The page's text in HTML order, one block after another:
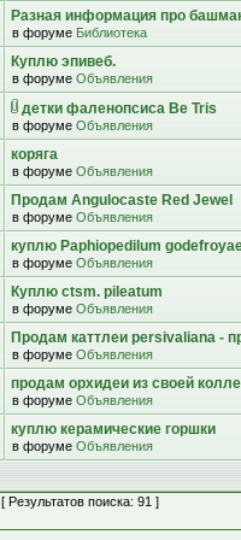
Разная информация про
в форуме Библиотека
Куплю эпивеб.
в форуме Объявления
детки фаленопсиса Be Tris
в форуме Объявления
коряга
в форуме Объявления
Продам Angulocaste Red Jewel
в форуме Объявления
куплю Paphiopedilum
в форуме Объявления
Куплю ctsm. pileatum
в форуме Объявления
Продам каттлеи persivaliana -
в форуме Объявления
продам орхидеи из своей
в форуме Объявления
куплю керамические горшки
в форуме Объявления
[ Результатов поиска: 91 ]